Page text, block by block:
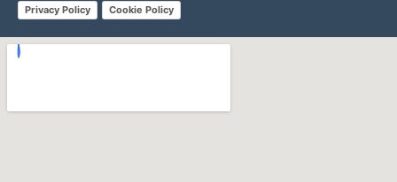
Privacy Policy Cookie Policy